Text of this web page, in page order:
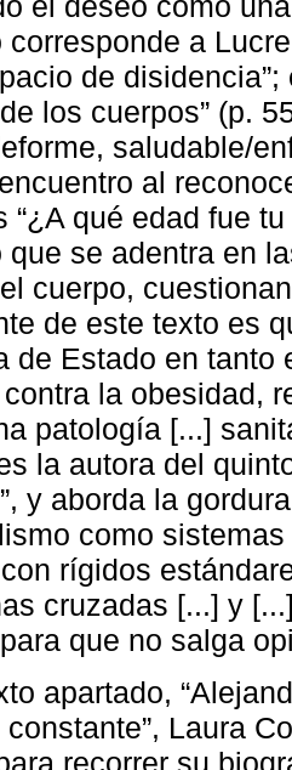
corresponde a
de
los cuerpos” (p.
saludable/
al
“¿A qué edad fue
que se adentra en
cuerpo,
de este texto es
de Estado en
la obesidad,
patología [...]
la autora del
y aborda la
como
rígidos
cruzadas [...] y
que no salga
apartado,
Laura
recorrer su